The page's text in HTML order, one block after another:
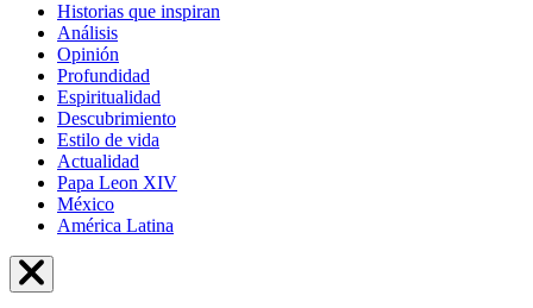
Historias que inspiran
Análisis
Opinión
Profundidad
Espiritualidad
Descubrimiento
Estilo de vida
Actualidad
Papa Leon XIV
México
América Latina